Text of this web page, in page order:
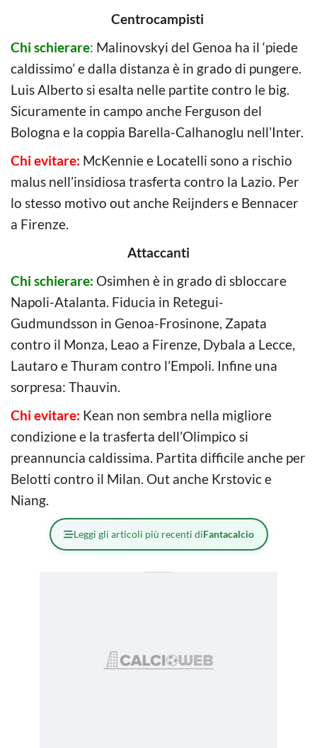
Centrocampisti
Chi schierare: Malinovskyi del Genoa ha il ‘piede
caldissimo’ e dalla distanza è in grado di pungere.
Luis Alberto si esalta nelle partite contro le big.
Sicuramente in campo anche Ferguson del
Bologna e la coppia Barella-Calhanoglu nell’Inter.
Chi evitare: McKennie e Locatelli sono a rischio
malus nell’insidiosa trasferta contro la Lazio. Per
lo stesso motivo out anche Reijnders e Bennacer
a Firenze.
Attaccanti
Chi schierare: Osimhen è in grado di sbloccare
Napoli-Atalanta. Fiducia in Retegui-
Gudmundsson in Genoa-Frosinone, Zapata
contro il Monza, Leao a Firenze, Dybala a Lecce,
Lautaro e Thuram contro l’Empoli. Infine una
sorpresa: Thauvin.
Chi evitare: Kean non sembra nella migliore
condizione e la trasferta dell’Olimpico si
preannuncia caldissima. Partita difficile anche per
Belotti contro il Milan. Out anche Krstovic e
Niang.
Leggi gli articoli più recenti diFantacalcio